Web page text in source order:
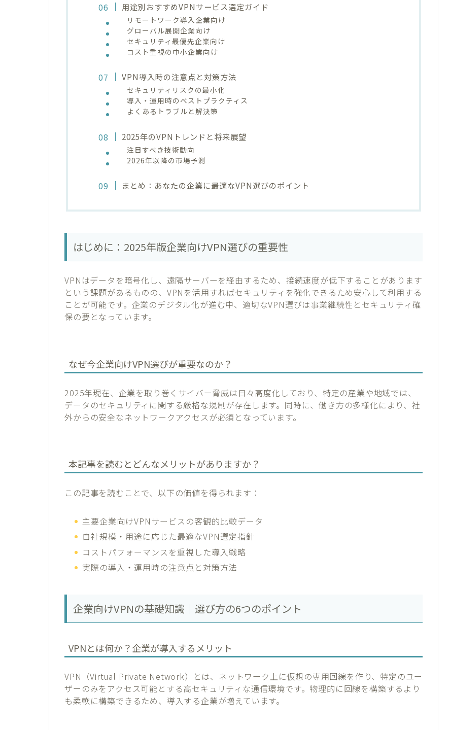
用途別おすすめVPNサービス選定ガイド
リモートワーク導入企業向け
グローバル展開企業向け
セキュリティ最優先企業向け
コスト重視の中小企業向け
VPN導入時の注意点と対策方法
セキュリティリスクの最小化
導入・運用時のベストプラクティス
よくあるトラブルと解決策
2025年のVPNトレンドと将来展望
注目すべき技術動向
2026年以降の市場予測
まとめ：あなたの企業に最適なVPN選びのポイント
はじめに：2025年版企業向けVPN選びの重要性
VPNはデータを暗号化し、遠隔サーバーを経由するため、接続速度が低下することがあります
という課題があるものの、VPNを活用すればセキュリティを強化できるため安心して利用する
ことが可能です。企業のデジタル化が進む中、適切なVPN選びは事業継続性とセキュリティ確
保の要となっています。
なぜ今企業向けVPN選びが重要なのか？
2025年現在、企業を取り巻くサイバー脅威は日々高度化しており、特定の産業や地域では、
データのセキュリティに関する厳格な規制が存在します。同時に、働き方の多様化により、社
外からの安全なネットワークアクセスが必須となっています。
本記事を読むとどんなメリットがありますか？
この記事を読むことで、以下の価値を得られます：
主要企業向けVPNサービスの客観的比較データ
自社規模・用途に応じた最適なVPN選定指針
コストパフォーマンスを重視した導入戦略
実際の導入・運用時の注意点と対策方法
企業向けVPNの基礎知識｜選び方の6つのポイント
VPNとは何か？企業が導入するメリット
VPN（Virtual Private Network）とは、ネットワーク上に仮想の専用回線を作り、特定のユー
ザーのみをアクセス可能とする高セキュリティな通信環境です。物理的に回線を構築するより
も柔軟に構築できるため、導入する企業が増えています。